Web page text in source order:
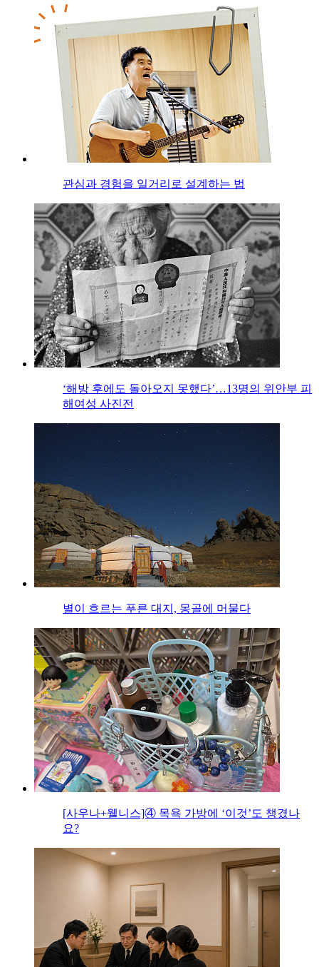
관심과 경험을 일거리로 설계하는 법
‘해방 후에도 돌아오지 못했다’…13명의 위안부 피
해여성 사진전
별이 흐르는 푸른 대지, 몽골에 머물다
[사우나+웰니스]④ 목욕 가방에 ‘이것’도 챙겼나
요?